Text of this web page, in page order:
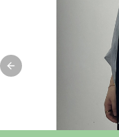
Previous slide